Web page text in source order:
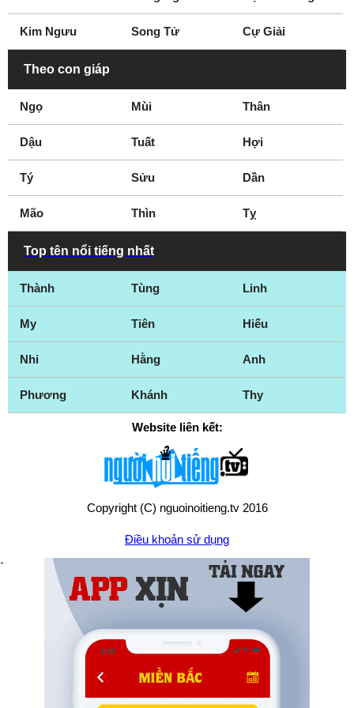
San Marcos
Seguin
Sherman
Spring
Stephenville
Waco
Waxahachie
Kim Ngưu Song Tử Cự Giải
Theo con giáp
Ngọ Mùi Thân
Dậu Tuất Hợi
Tý Sửu Dần
Mão Thìn Tỵ
Top tên nổi tiếng nhất
Thành Tùng Linh
My Tiên Hiếu
Nhi Hằng Anh
Phương Khánh Thy
Website liên kết:
Copyright (C) nguoinoitieng.tv 2016
Điều khoản sử dụng
Liên hệ: mail.nguoinoitieng.tv@gmail.com